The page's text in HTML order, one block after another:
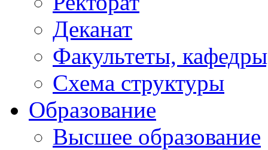
Деканат
Факультеты,
Схема структуры
Образование
Высшее образование